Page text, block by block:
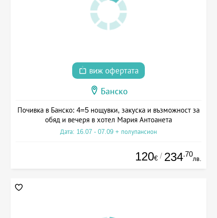
виж офертата
Банско
Почивка в Банско: 4=5 нощувки, закуска и възможност за
обяд и вечеря в хотел Мария Антоанета
Дата: 16.07 - 07.09 + полупансион
120€ / 234.70
лв.